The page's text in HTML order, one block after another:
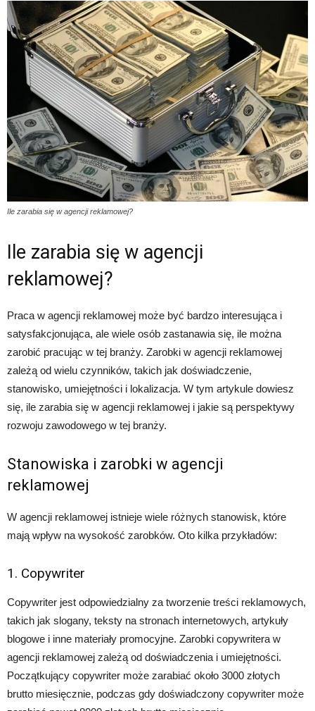
Ile zarabia się w agencji reklamowej?
Ile zarabia się w agencji
reklamowej?
Praca w agencji reklamowej może być bardzo interesująca i
satysfakcjonująca, ale wiele osób zastanawia się, ile można
zarobić pracując w tej branży. Zarobki w agencji reklamowej
zależą od wielu czynników, takich jak doświadczenie,
stanowisko, umiejętności i lokalizacja. W tym artykule dowiesz
się, ile zarabia się w agencji reklamowej i jakie są perspektywy
rozwoju zawodowego w tej branży.
Stanowiska i zarobki w agencji
reklamowej
W agencji reklamowej istnieje wiele różnych stanowisk, które
mają wpływ na wysokość zarobków. Oto kilka przykładów:
1. Copywriter
Copywriter jest odpowiedzialny za tworzenie treści reklamowych,
takich jak slogany, teksty na stronach internetowych, artykuły
blogowe i inne materiały promocyjne. Zarobki copywritera w
agencji reklamowej zależą od doświadczenia i umiejętności.
Początkujący copywriter może zarabiać około 3000 złotych
brutto miesięcznie, podczas gdy doświadczony copywriter może